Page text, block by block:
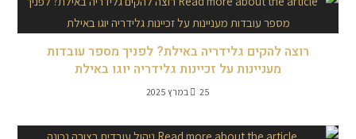
רוצה להקים גלידריה באילת? לפניך מספר עובדות
מעניינות על זכיינות גלידריה יוגו באילת
25 במרץ 2025